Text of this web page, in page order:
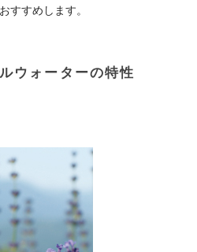
すすめします。
ウォーターの特性